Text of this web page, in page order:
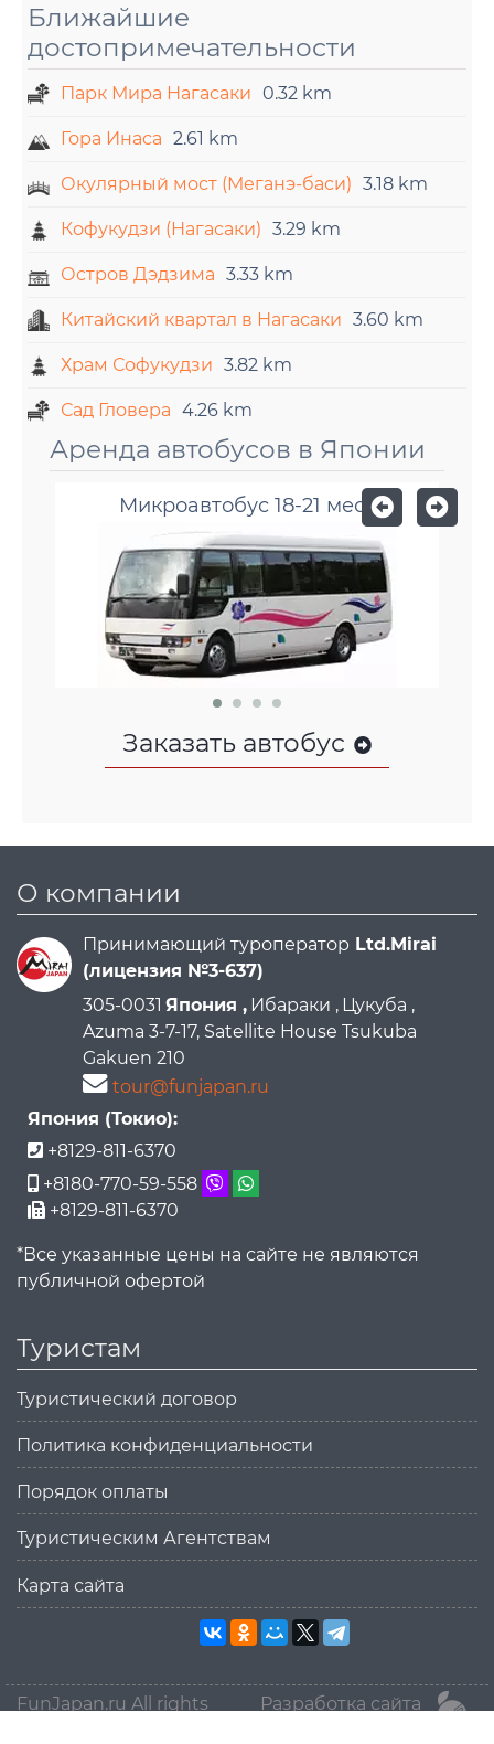
Ближайшие
достопримечательности
Парк Мира Нагасаки 0.32 km
Гора Инаса 2.61 km
Окулярный мост (Меганэ-баси) 3.18 km
Кофукудзи (Нагасаки) 3.29 km
Остров Дэдзима 3.33 km
Китайский квартал в Нагасаки 3.60 km
Храм Софукудзи 3.82 km
Сад Гловера 4.26 km
Аренда автобусов в Японии
Микроавтобус 18-21 мест
Заказать автобус
О компании
Принимающий туроператор Ltd.Mirai
(лицензия №3-637)
305-0031 Япония , Ибараки , Цукуба ,
Azuma 3-7-17, Satellite House Tsukuba
Gakuen 210
tour@funjapan.ru
Япония (Токио):
+8129-811-6370
+8180-770-59-558
+8129-811-6370
*Все указанные цены на сайте не являются
публичной офертой
Туристам
Туристический договор
Политика конфиденциальности
Порядок оплаты
Туристическим Агентствам
Карта сайта
FunJapan.ru All rights
Разработка сайта